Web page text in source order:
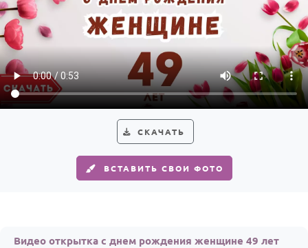
СКАЧАТЬ
ВСТАВИТЬ СВОИ ФОТО
Видео открытка с днем рождения женщине 49 лет